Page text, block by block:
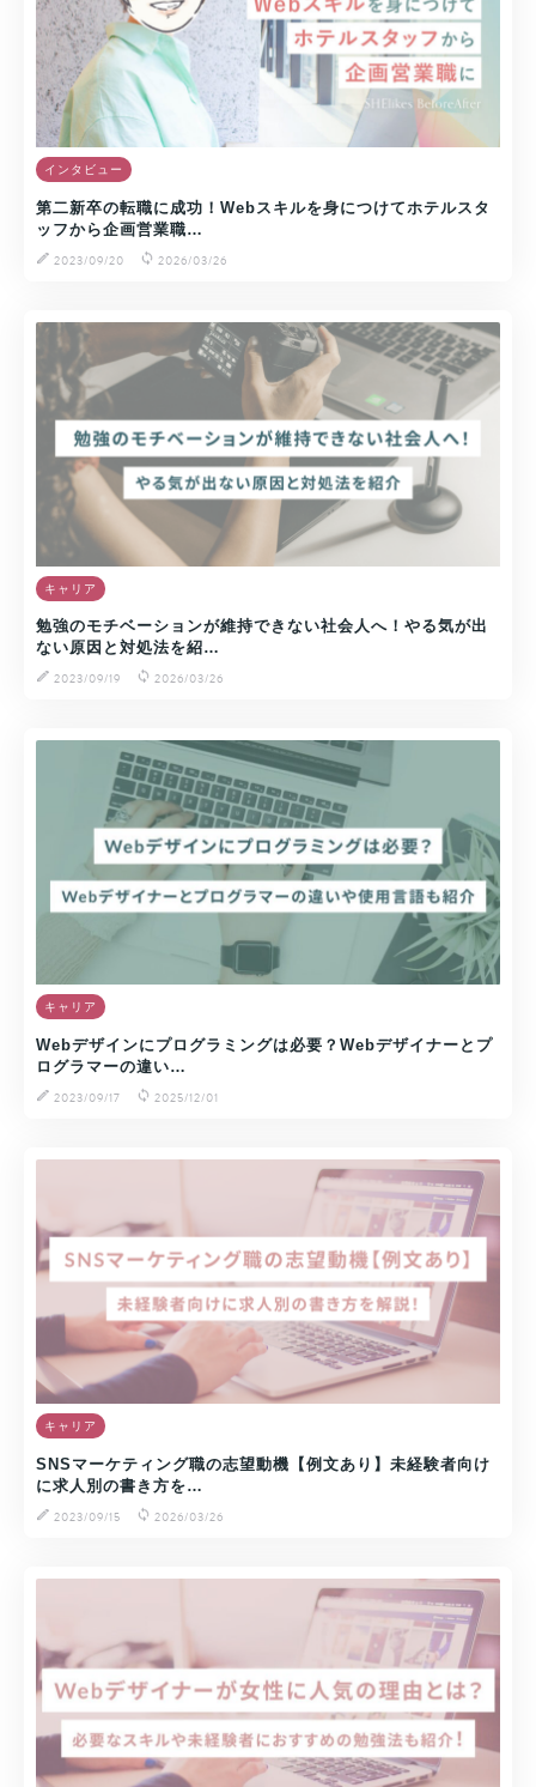
インタビュー
第二新卒の転職に成功！Webスキルを身につけてホテルスタ
ッフから企画営業職…
2023/09/20
2026/03/26
キャリア
勉強のモチベーションが維持できない社会人へ！やる気が出
ない原因と対処法を紹…
2023/09/19
2026/03/26
キャリア
Webデザインにプログラミングは必要？Webデザイナーとプ
ログラマーの違い…
2023/09/17
2025/12/01
キャリア
SNSマーケティング職の志望動機【例文あり】未経験者向け
に求人別の書き方を…
2023/09/15
2026/03/26